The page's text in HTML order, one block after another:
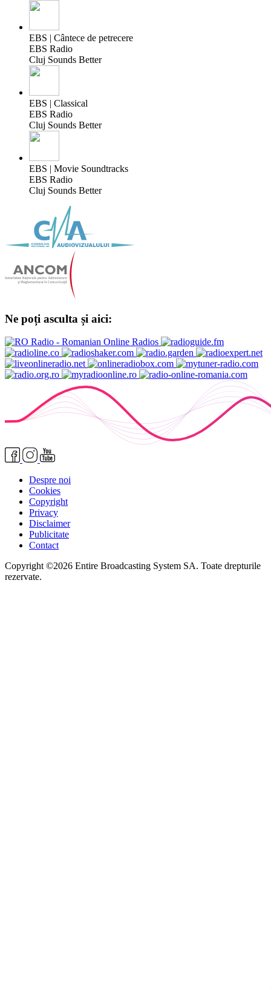
EBS | Cântece de petrecere
EBS Radio
Cluj Sounds Better
EBS | Classical
EBS Radio
Cluj Sounds Better
EBS | Movie Soundtracks
EBS Radio
Cluj Sounds Better
Ne poți asculta și aici:
Despre noi
Cookies
Copyright
Privacy
Disclaimer
Publicitate
Contact
Copyright ©2026 Entire Broadcasting System SA. Toate drepturile
rezervate.